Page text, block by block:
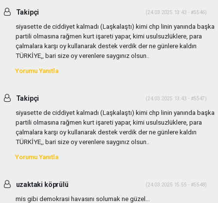
Takipçi (24.03.2025 13:43 - #5546)
siyasette de ciddiyet kalmadı (Laşkalaştı) kimi chp linin yanında başka
partili olmasına rağmen kurt işareti yapar, kimi usulsuzlüklere, para
çalmalara karşı oy kullanarak destek verdik der ne günlere kaldın
TÜRKİYE,, bari size oy verenlere saygınız olsun..
Yorumu Yanıtla
Takipçi (24.03.2025 13:43 - #5547)
siyasette de ciddiyet kalmadı (Laşkalaştı) kimi chp linin yanında başka
partili olmasına rağmen kurt işareti yapar, kimi usulsuzlüklere, para
çalmalara karşı oy kullanarak destek verdik der ne günlere kaldın
TÜRKİYE,, bari size oy verenlere saygınız olsun..
Yorumu Yanıtla
uzaktaki köprülü (24.03.2025 15:55 - #5548)
mis gibi demokrasi havasını solumak ne güzel...